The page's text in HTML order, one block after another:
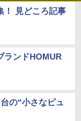
！ 見どころ記事
ランドHOMUR
の“小さなピュ